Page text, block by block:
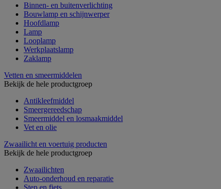
Binnen- en buitenverlichting
Bouwlamp en schijnwerper
Hoofdlamp
Lamp
Looplamp
Werkplaatslamp
Zaklamp
Vetten en smeermiddelen
Bekijk de hele productgroep
Antikleefmiddel
Smeergereedschap
Smeermiddel en losmaakmiddel
Vet en olie
Zwaailicht en voertuig producten
Bekijk de hele productgroep
Zwaailichten
Auto-onderhoud en reparatie
Step en fiets